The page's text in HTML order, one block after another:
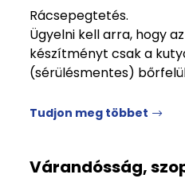
Rácsepegtetés.
Ügyelni kell arra, hogy
készítményt csak a
(sérülésmentes)
Tudjon meg többet
Várandósság,